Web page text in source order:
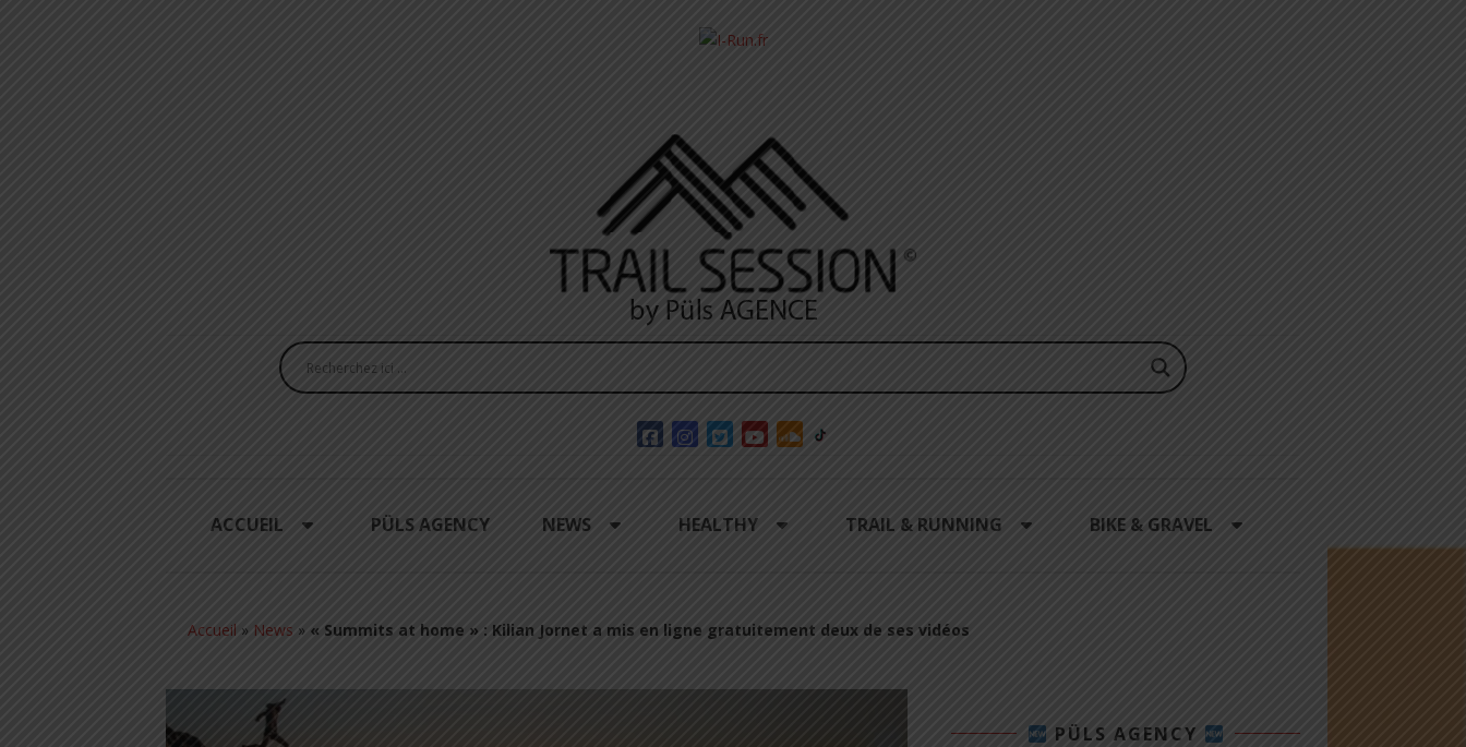
ACCUEIL PÜLS AGENCY NEWS HEALTHY TRAIL & RUNNING BIKE & GRAVEL
Accueil » News » « Summits at home » : Kilian Jornet a mis en ligne gratuitement deux de ses vidéos
PÜLS AGENCY